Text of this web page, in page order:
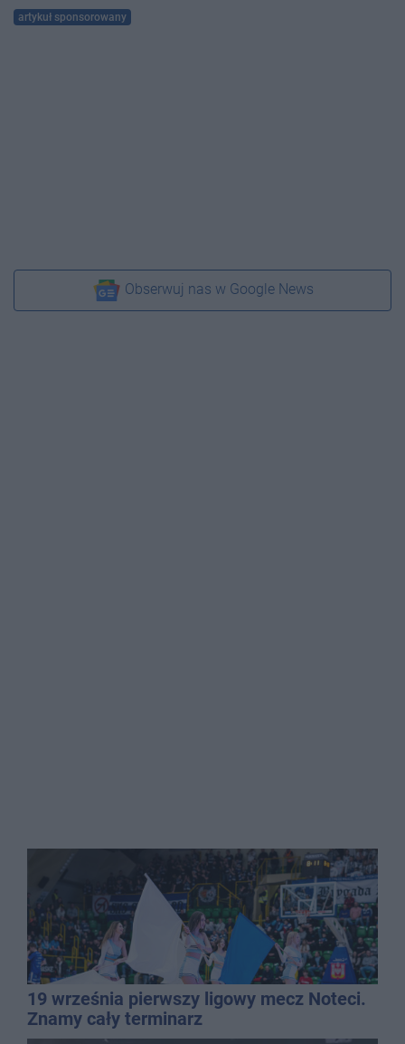
artykuł sponsorowany
Obserwuj nas w Google News
19 września pierwszy ligowy mecz Noteci.
Znamy cały terminarz